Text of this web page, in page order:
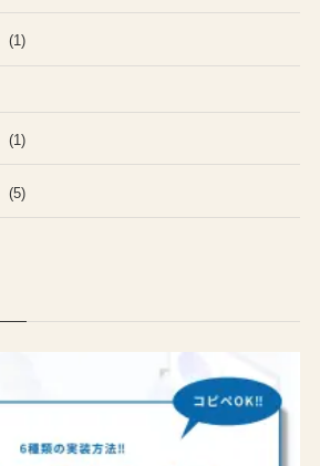
(1)
(1)
(5)